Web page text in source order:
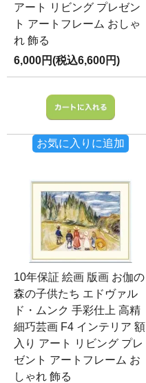
アート リビング プレゼン
ト アートフレーム おしゃ
れ 飾る
6,000円(税込6,600円)
お気に入りに追加
10年保証 絵画 版画 お伽の
森の子供たち エドヴァル
ド・ムンク 手彩仕上 高精
細巧芸画 F4 インテリア 額
入り アート リビング プレ
ゼント アートフレーム お
しゃれ 飾る